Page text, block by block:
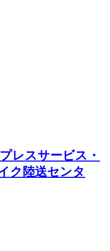
レスサービス・
ク陸送センタ